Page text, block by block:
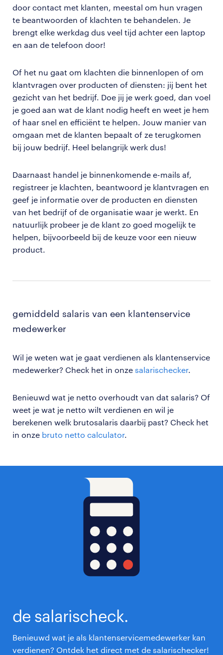
door contact met klanten, meestal om hun vragen
te beantwoorden of klachten te behandelen. Je
brengt elke werkdag dus veel tijd achter een laptop
en aan de telefoon door!
Of het nu gaat om klachten die binnenlopen of om
klantvragen over producten of diensten: jij bent het
gezicht van het bedrijf. Doe jij je werk goed, dan voel
je goed aan wat de klant nodig heeft en weet je hem
of haar snel en efficiënt te helpen. Jouw manier van
omgaan met de klanten bepaalt of ze terugkomen
bij jouw bedrijf. Heel belangrijk werk dus!
Daarnaast handel je binnenkomende e-mails af,
registreer je klachten, beantwoord je klantvragen en
geef je informatie over de producten en diensten
van het bedrijf of de organisatie waar je werkt. En
natuurlijk probeer je de klant zo goed mogelijk te
helpen, bijvoorbeeld bij de keuze voor een nieuw
product.
gemiddeld salaris van een klantenservice
medewerker
Wil je weten wat je gaat verdienen als klantenservice
medewerker? Check het in onze salarischecker.
Benieuwd wat je netto overhoudt van dat salaris? Of
weet je wat je netto wilt verdienen en wil je
berekenen welk brutosalaris daarbij past? Check het
in onze bruto netto calculator.
de salarischeck.
Benieuwd wat je als klantenservicemedewerker kan
verdienen? Ontdek het direct met de salarischecker!